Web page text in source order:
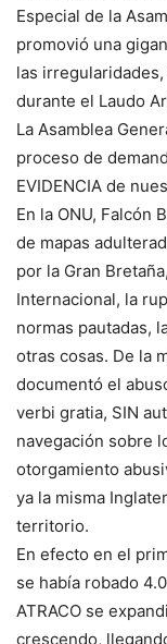
Especial de la
promovió una
las
durante el Laudo
La Asamblea
proceso de
EVIDENCIA de
En la ONU, Falcón
de mapas
por la Gran
Internacional, la
normas pautadas,
otras cosas. De la
documentó el
verbi gratia, SIN
navegación sobre
otorgamiento
ya la misma
territorio.
En efecto en el
se había robado
ATRACO se
crescendo,